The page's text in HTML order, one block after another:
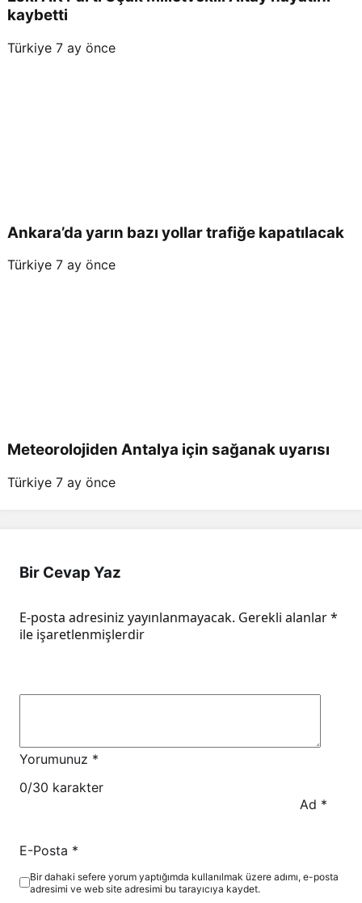
kaybetti
Türkiye 7 ay önce
Ankara’da yarın bazı yollar trafiğe kapatılacak
Türkiye 7 ay önce
Meteorolojiden Antalya için sağanak uyarısı
Türkiye 7 ay önce
Bir Cevap Yaz
E-posta adresiniz yayınlanmayacak. Gerekli alanlar*
ile işaretlenmişlerdir
Yorumunuz *
0/30 karakter
Ad *
E-Posta *
Bir dahaki sefere yorum yaptığımda kullanılmak üzere adımı, e-posta
adresimi ve web site adresimi bu tarayıcıya kaydet.